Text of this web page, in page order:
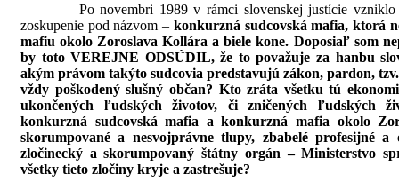
Po novembri 1989 v rámci slovenskej justície vzniklo
zoskupenie pod názvom – konkurzná sudcovská mafia, ktorá
mafiu okolo Zoroslava Kollára a biele kone. Doposiaľ som
by toto VEREJNE ODSÚDIL, že to považuje za hanbu
akým právom takýto sudcovia predstavujú zákon, pardon,
vždy poškodený slušný občan? Kto zráta všetku tú
ukončených ľudských životov, či zničených ľudských
konkurzná sudcovská mafia a konkurzná mafia okolo
skorumpované a nesvojprávne tlupy, zbabelé profesijné
zločinecký a skorumpovaný štátny orgán – Ministerstvo
všetky tieto zločiny kryje a zastrešuje?